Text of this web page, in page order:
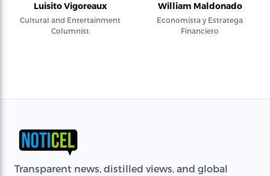
Luisito Vigoreaux
Cultural and Entertainment
Columnist
William Maldonado
Economista y Estratega
Financiero
Transparent news, distilled views, and global